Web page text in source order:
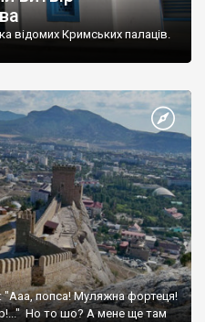
відомих Кримських палаців.
"Ааа, попса! Муляжна фортеця!
Но то шо? А мене ще там